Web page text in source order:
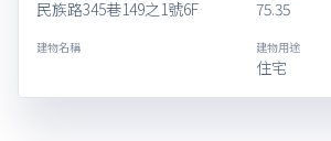
民族路345巷149之1號6F 75.35
建物名稱 建物用途
住宅